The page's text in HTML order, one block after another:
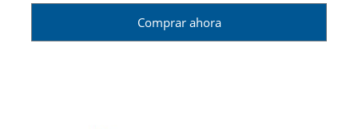
Comprar ahora